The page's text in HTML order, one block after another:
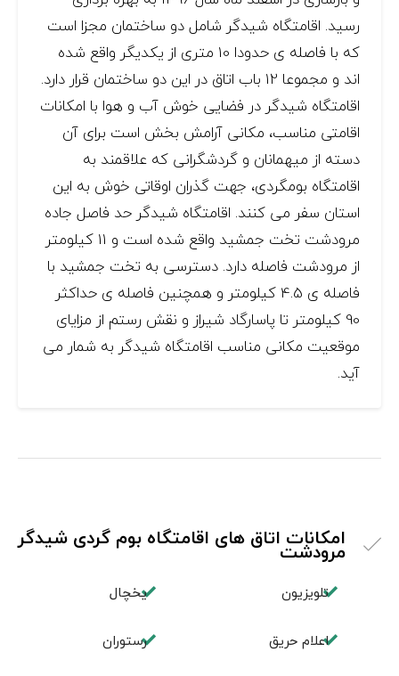
رسید. اقامتگاه شیدگر شامل دو ساختمان مجزا است
که با فاصله ی حدودا 10 متری از یکدیگر واقع شده
اند و مجموعا 12 باب اتاق در این دو ساختمان قرار دارد.
اقامتگاه شیدگر در فضایی خوش آب و هوا با امکانات
اقامتی مناسب، مکانی آرامش بخش است برای آن
دسته از میهمانان و گردشگرانی که علاقمند به
اقامتگاه بومگردی، جهت گذران اوقاتی خوش به این
استان سفر می کنند. اقامتگاه شیدگر حد فاصل جاده
مرودشت تخت جمشید واقع شده است و 11 کیلومتر
از مرودشت فاصله دارد. دسترسی به تخت جمشید با
فاصله ی 4.5 کیلومتر و همچنین فاصله ی حداکثر
90 کیلومتر تا پاسارگاد شیراز و نقش رستم از مزایای
موقعیت مکانی مناسب اقامتگاه شیدگر به شمار می
آید.
امکانات اتاق های اقامتگاه بوم گردی شیدگر
مرودشت
تلویزیون یخچال
اعلام حریق رستوران